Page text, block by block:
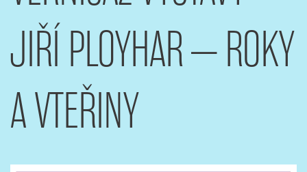
JIŘÍ PLOYHAR – ROKY
A VTEŘINY